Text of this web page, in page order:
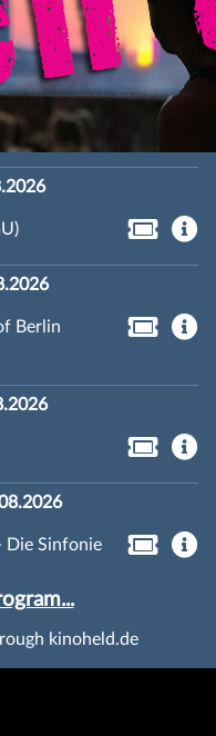
Berlin
Die Sinfonie
kinoheld.de